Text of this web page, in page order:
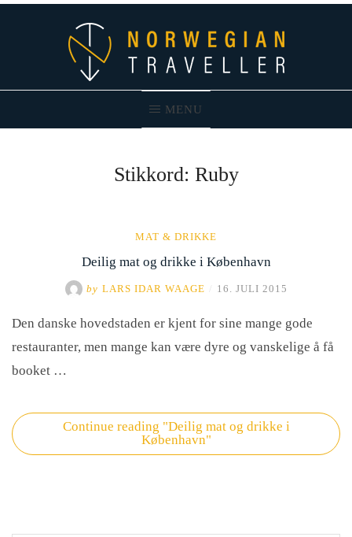
MENU
Norwegian Traveller – Reiseblogg
Stikkord: Ruby
MAT & DRIKKE
Deilig mat og drikke i København
by LARS IDAR WAAGE 16. JULI 2015
Den danske hovedstaden er kjent for sine mange gode
restauranter, men mange kan være dyre og vanskelige å få
booket …
Continue reading "Deilig mat og drikke i
København"